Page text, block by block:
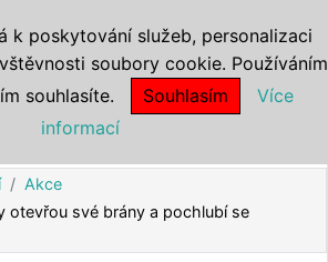
Akce
otevřou své brány a pochlubí se
k poskytování služeb, personalizaci
soubory cookie. Používáním
souhlasíte.
Souhlasím
Více
informací